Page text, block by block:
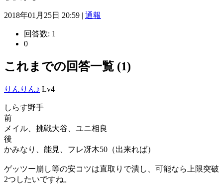
2018年01月25日 20:59 | 通報
回答数: 1
0
これまでの回答一覧 (1)
りんりん♪ Lv4
しらす野手
前
メイル、挑戦大谷、ユニ相良
後
かみなり、能見、フレ冴木50（出来れば）
ゲッツー崩し等の安コツは直取りで潰し、可能なら上限突破
2つしたいですね。